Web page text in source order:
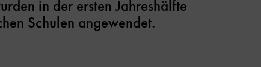
in der ersten Jahreshälfte
Schulen angewendet.